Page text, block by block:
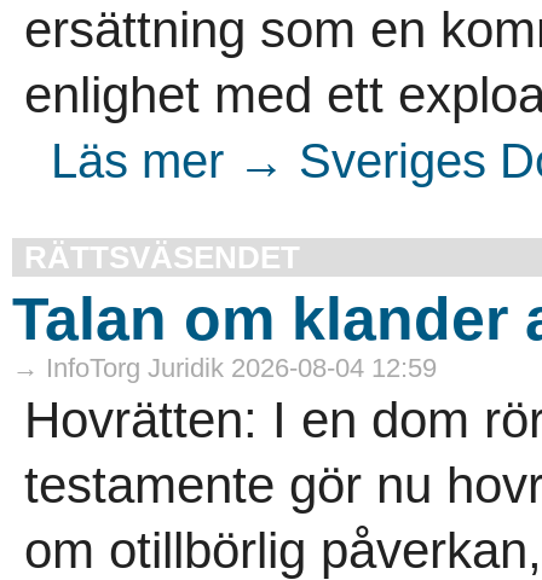
ersättning som en
enlighet med ett
Läs mer → Sveriges
RÄTTSVÄSENDET
Talan om klander
→ InfoTorg Juridik 2026-08-04 12:59
Hovrätten: I en dom
testamente gör nu
om otillbörlig